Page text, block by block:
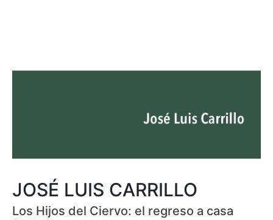
JOSÉ LUIS CARRILLO
Los Hijos del Ciervo: el regreso a casa